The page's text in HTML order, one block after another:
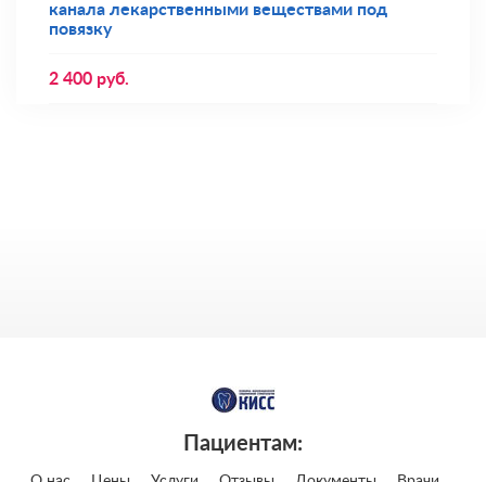
канала лекарственными веществами под
повязку
2 400 руб.
Пациентам: